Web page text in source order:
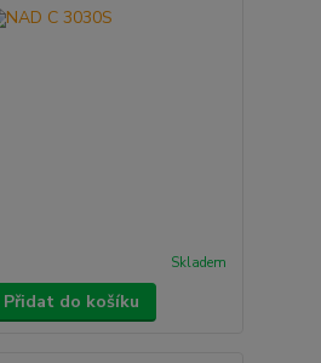
Skladem
Přidat do košíku